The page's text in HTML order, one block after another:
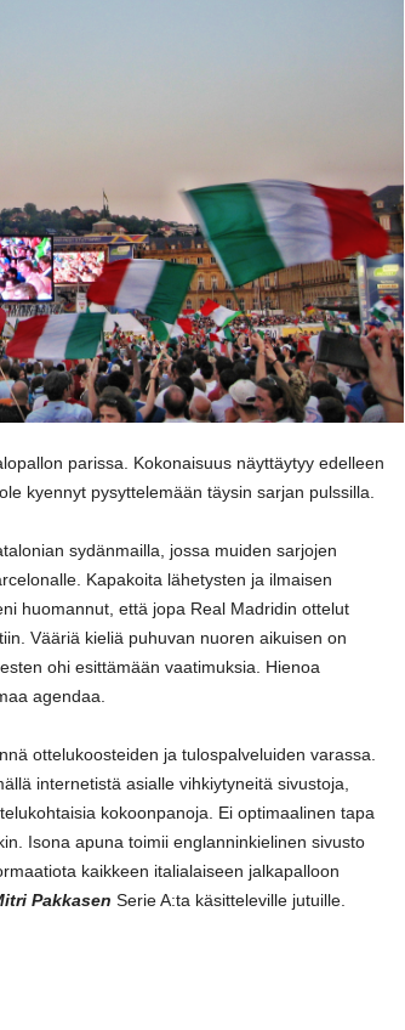
parissa. Kokonaisuus näyttäytyy edelleen
kyennyt pysyttelemään täysin sarjan pulssilla.
sydänmailla, jossa muiden sarjojen
Kapakoita lähetysten ja ilmaisen
huomannut, että jopa Real Madridin ottelut
Vääriä kieliä puhuvan nuoren aikuisen on
ohi esittämään vaatimuksia. Hienoa
agendaa.
ottelukoosteiden ja tulospalveluiden varassa.
internetistä asialle vihkiytyneitä sivustoja,
kokoonpanoja. Ei optimaalinen tapa
Isona apuna toimii englanninkielinen sivusto
kaikkeen italialaiseen jalkapalloon
Pakkasen Serie A:ta käsitteleville jutuille.